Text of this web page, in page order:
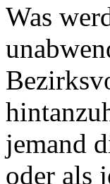
Was
jemand
oder als